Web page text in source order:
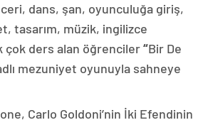
dans, şan, oyunculuğa giriş,
tasarım, müzik, ingilizce
çok ders alan öğrenciler“Bir De
mezuniyet oyunuyla sahneye
Carlo Goldoni’nin İki Efendinin